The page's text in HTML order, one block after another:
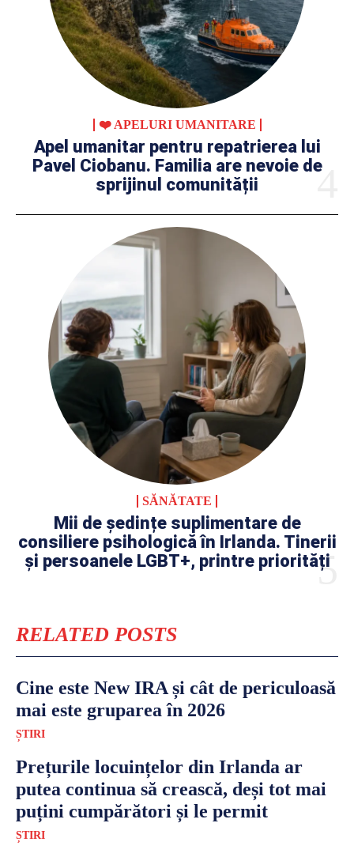
❤️ APELURI UMANITARE
Apel umanitar pentru repatrierea lui
Pavel Ciobanu. Familia are nevoie de
sprijinul comunității
SĂNĂTATE
Mii de ședințe suplimentare de
consiliere psihologică în Irlanda. Tinerii
și persoanele LGBT+, printre priorități
RELATED POSTS
Cine este New IRA și cât de periculoasă
mai este gruparea în 2026
ȘTIRI
Prețurile locuințelor din Irlanda ar
putea continua să crească, deși tot mai
puțini cumpărători și le permit
ȘTIRI